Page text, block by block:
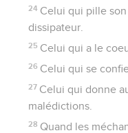
24 Celui qui pille
dissipateur.
25 Celui qui a le
26 Celui qui se
27 Celui qui donne
malédictions.
28 Quand les